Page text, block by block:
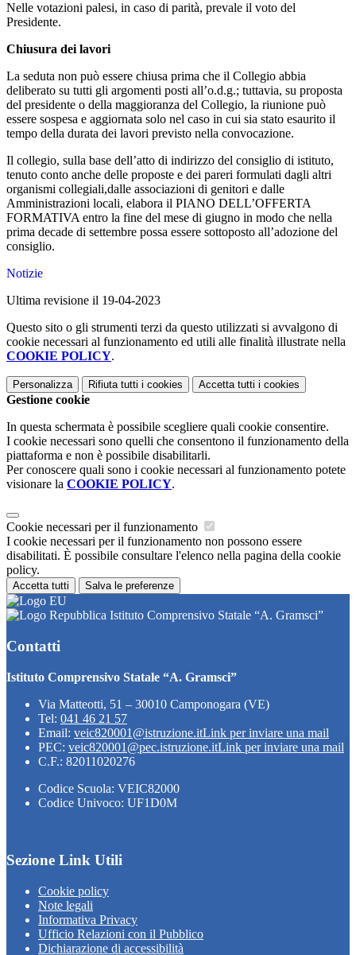
Nelle votazioni palesi, in caso di parità, prevale il voto del
Presidente.
Chiusura dei lavori
La seduta non può essere chiusa prima che il Collegio abbia
deliberato su tutti gli argomenti posti all’o.d.g.; tuttavia, su proposta
del presidente o della maggioranza del Collegio, la riunione può
essere sospesa e aggiornata solo nel caso in cui sia stato esaurito il
tempo della durata dei lavori previsto nella convocazione.
Il collegio, sulla base dell’atto di indirizzo del consiglio di istituto,
tenuto conto anche delle proposte e dei pareri formulati dagli altri
organismi collegiali,dalle associazioni di genitori e dalle
Amministrazioni locali, elabora il PIANO DELL’OFFERTA
FORMATIVA entro la fine del mese di giugno in modo che nella
prima decade di settembre possa essere sottoposto all’adozione del
consiglio.
Notizie
Ultima revisione il 19-04-2023
Questo sito o gli strumenti terzi da questo utilizzati si avvalgono di
cookie necessari al funzionamento ed utili alle finalità illustrate nella
COOKIE POLICY.
Personalizza Rifiuta tutti i cookies Accetta tutti i cookies
Gestione cookie
In questa schermata è possibile scegliere quali cookie consentire.
I cookie necessari sono quelli che consentono il funzionamento della
piattaforma e non è possibile disabilitarli.
Per conoscere quali sono i cookie necessari al funzionamento potete
visionare la COOKIE POLICY.
Cookie necessari per il funzionamento
I cookie necessari per il funzionamento non possono essere
disabilitati. È possibile consultare l'elenco nella pagina della cookie
policy.
Accetta tutti Salva le preferenze
Istituto Comprensivo Statale “A. Gramsci”
Contatti
Istituto Comprensivo Statale “A. Gramsci”
Via Matteotti, 51 – 30010 Camponogara (VE)
Tel: 041 46 21 57
Email: veic820001@istruzione.itLink per inviare una mail
PEC: veic820001@pec.istruzione.itLink per inviare una mail
C.F.: 82011020276
Codice Scuola: VEIC82000
Codice Univoco: UF1D0M
Sezione Link Utili
Cookie policy
Note legali
Informativa Privacy
Ufficio Relazioni con il Pubblico
Dichiarazione di accessibilità